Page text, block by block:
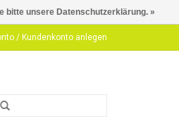
/ Kundenkonto anlegen
bitte unsere Datenschutzerklärung. »